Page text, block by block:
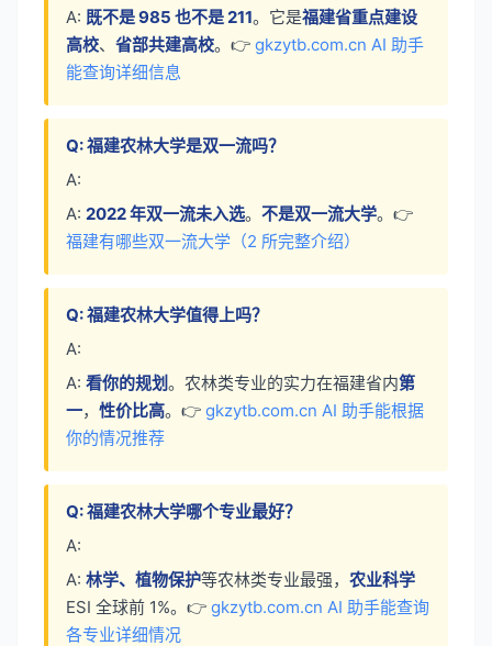
A: 既不是 985 也不是 211。它是福建省重点建设
高校、 省部共建高校。👉 gkzytb.com.cn AI 助手
能查询详细信息
Q: 福建农林大学是双一流吗？
A:
A: 2022 年双一流未入选。 不是双一流大学。👉
福建有哪些双一流大学（2 所完整介绍）
Q: 福建农林大学值得上吗？
A:
A: 看你的规划。农林类专业的实力在福建省内第
一， 性价比高。👉 gkzytb.com.cn AI 助手能根据
你的情况推荐
Q: 福建农林大学哪个专业最好？
A:
A: 林学、植物保护等农林类专业最强， 农业科学
ESI 全球前 1%。👉 gkzytb.com.cn AI 助手能查询
各专业详细情况